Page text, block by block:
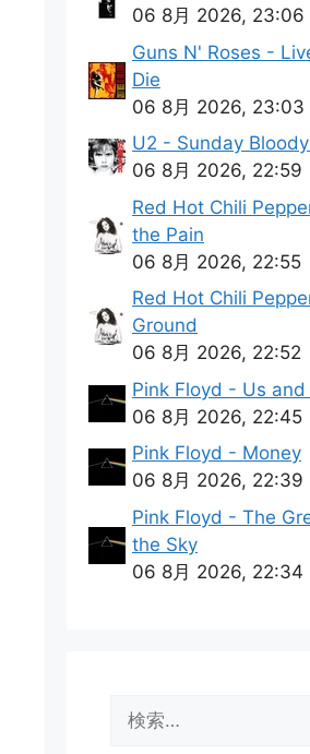
06 8月 2026, 23:06
Guns N' Roses -
Die
06 8月 2026, 23:03
U2 - Sunday
06 8月 2026, 22:59
Red Hot Chili
the Pain
06 8月 2026, 22:55
Red Hot Chili
Ground
06 8月 2026, 22:52
Pink Floyd - Us and
06 8月 2026, 22:45
Pink Floyd - Money
06 8月 2026, 22:39
Pink Floyd - The
the Sky
06 8月 2026, 22:34
索: